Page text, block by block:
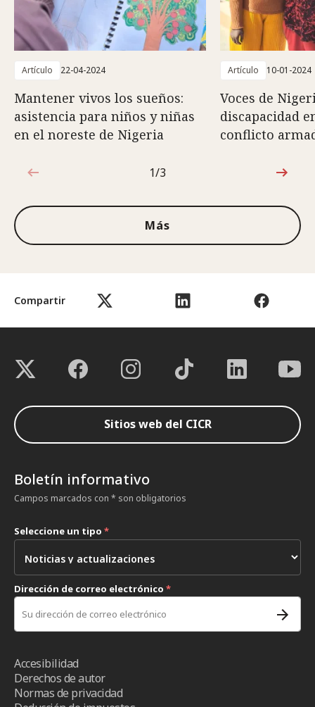
Compartir
Artículo 22-04-2024
Mantener vivos los sueños:
asistencia para niños y niñas
en el noreste de Nigeria
Artículo 10-01-2024
Voces de
discapacidad
conflicto
1de3
1/3
Más
Sitios web del CICR
Boletín informativo
Campos marcados con * son obligatorios
Seleccione un tipo *
Dirección de correo electrónico *
Accesibilidad
Derechos de autor
Normas de privacidad